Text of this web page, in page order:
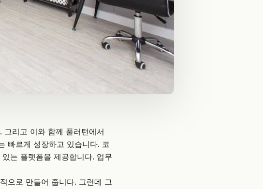
리고 이와 함께 풀러턴에서
빠르게 성장하고 있습니다. 코
는 플랫폼을 제공합니다. 업무
으로 만들어 줍니다. 그런데 그